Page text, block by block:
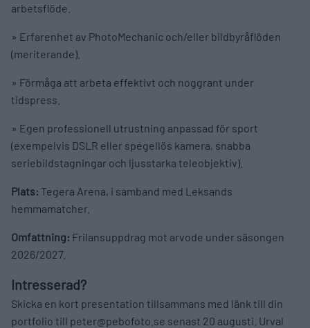
arbetsflöde.
» Erfarenhet av PhotoMechanic och/eller bildbyråflöden
(meriterande).
» Förmåga att arbeta effektivt och noggrant under
tidspress.
» Egen professionell utrustning anpassad för sport
(exempelvis DSLR eller spegellös kamera, snabba
seriebildstagningar och ljusstarka teleobjektiv).
Plats: Tegera Arena, i samband med Leksands
hemmamatcher.
Omfattning: Frilansuppdrag mot arvode under säsongen
2026/2027.
Intresserad?
Skicka en kort presentation tillsammans med länk till din
portfolio till peter@pebofoto.se senast 20 augusti. Urval